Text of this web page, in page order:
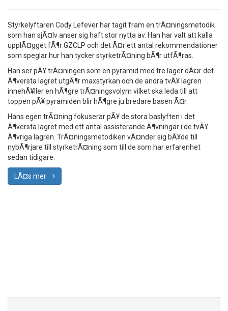
Styrkelyftaren Cody Lefever har tagit fram en trÃ¤ningsmetodik
som han sjÃ¤lv anser sig haft stor nytta av. Han har valt att kalla
upplÃ¤gget fÃ¶r GZCLP och det Ã¤r ett antal rekommendationer
som speglar hur han tycker styrketrÃ¤ning bÃ¶r utfÃ¶ras.
Han ser pÃ¥ trÃ¤ningen som en pyramid med tre lager dÃ¤r det
Ã¶versta lagret utgÃ¶r maxstyrkan och de andra tvÃ¥ lagren
innehÃ¥ller en hÃ¶gre trÃ¤ningsvolym vilket ska leda till att
toppen pÃ¥ pyramiden blir hÃ¶gre ju bredare basen Ã¤r.
Hans egen trÃ¤ning fokuserar pÃ¥ de stora baslyften i det
Ã¶versta lagret med ett antal assisterande Ã¶vningar i de tvÃ¥
Ã¶vriga lagren. TrÃ¤ningsmetodiken vÃ¤nder sig bÃ¥de till
nybÃ¶rjare till styrketrÃ¤ning som till de som har erfarenhet
sedan tidigare.
LÃ¤s mer